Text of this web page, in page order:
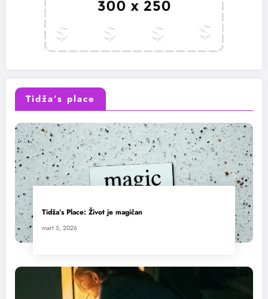
Tidža’s place
Tidža’s Place: Život je magičan
mart 5, 2026